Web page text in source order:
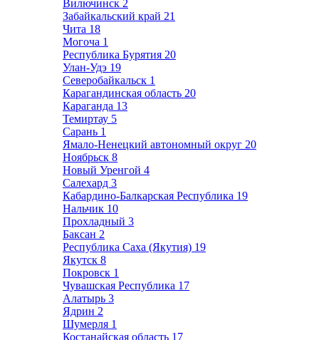
Вилючинск 2
Забайкальский край 21
Чита 18
Могоча 1
Республика Бурятия 20
Улан-Удэ 19
Северобайкальск 1
Карагандинская область 20
Караганда 13
Темиртау 5
Сарань 1
Ямало-Ненецкий автономный округ 20
Ноябрьск 8
Новый Уренгой 4
Салехард 3
Кабардино-Балкарская Республика 19
Нальчик 10
Прохладный 3
Баксан 2
Республика Саха (Якутия) 19
Якутск 8
Покровск 1
Чувашская Республика 17
Алатырь 3
Ядрин 2
Шумерля 1
Костанайская область 17